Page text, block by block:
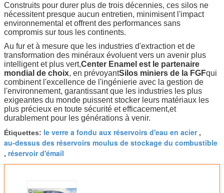
Construits pour durer plus de trois décennies, ces silos ne
nécessitent presque aucun entretien, minimisent l'impact
environnemental et offrent des performances sans
compromis sur tous les continents.
Au fur et à mesure que les industries d'extraction et de
transformation des minéraux évoluent vers un avenir plus
intelligent et plus vert,Center Enamel est le partenaire
mondial de choix, en prévoyantSilos miniers de la FGFqui
combinent l'excellence de l'ingénierie avec la gestion de
l'environnement, garantissant que les industries les plus
exigeantes du monde puissent stocker leurs matériaux les
plus précieux en toute sécurité et efficacement,et
durablement pour les générations à venir.
Étiquettes: le verre a fondu aux réservoirs d'eau en acier,
au-dessus des réservoirs moulus de stockage du combustible
, réservoir d'émail